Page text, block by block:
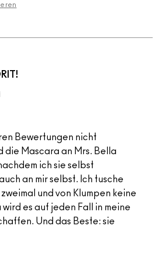
Bewertungen nicht
die Mascara an Mrs. Bella
ich sie selbst
an mir selbst. Ich tusche
und von Klumpen keine
es auf jeden Fall in meine
Und das Beste: sie